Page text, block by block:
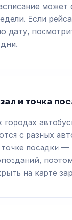
может
Если
дату,
и точка
городах
с разных
посадки —
на карте